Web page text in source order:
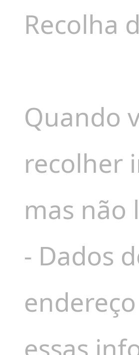
Recolha
Quando
recolher
mas
- Dados